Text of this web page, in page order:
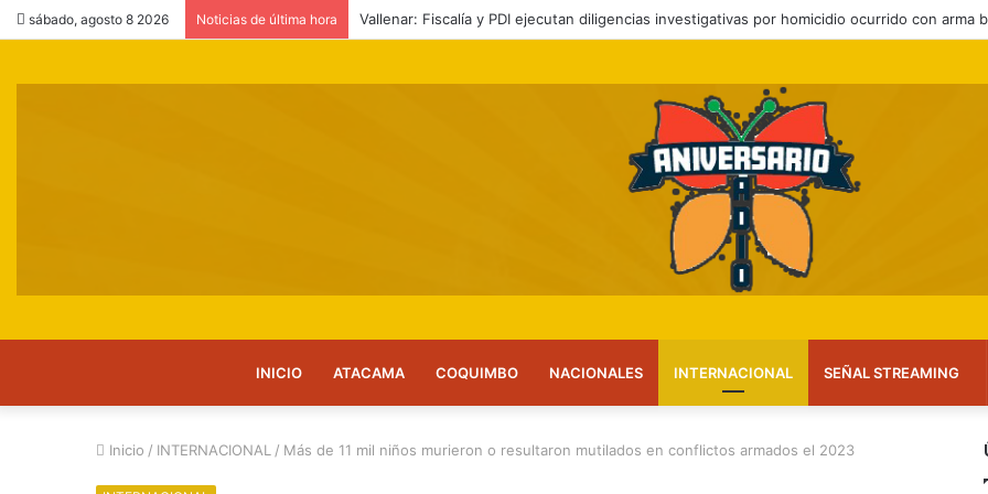
sábado, agosto 8 2026 Noticias de última hora Vallenar: Fiscalía y PDI ejecutan diligencias investigativas por homicidio ocurrido con arma
INICIO ATACAMA COQUIMBO NACIONALES INTERNACIONAL SEÑAL STREAMING
Inicio / INTERNACIONAL / Más de 11 mil niños murieron o resultaron mutilados en conflictos armados el 2023